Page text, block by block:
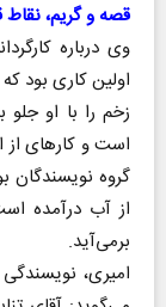
قصه و گریم،
وی درباره
اولین کاری بود
زخم را با او
است و کار‌های
گروه
از آب درآمده
برمی‌آید.
امیری،